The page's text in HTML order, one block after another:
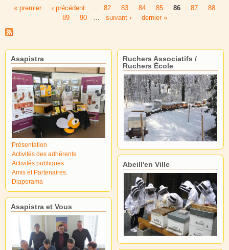
« premier ‹ précédent … 82 83 84 85 86 87
88
89
90 … suivant › dernier »
Asapistra
Présentation
Activités des adhérents
Activités publiques
Amis et Partenaires.
Diaporama
Asapistra et Vous
Ruchers Associatifs /
Ruchers École
Abeill'en Ville